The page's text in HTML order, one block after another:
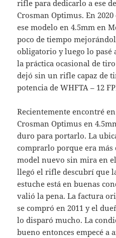
rifle para dedicarlo a ese
Crosman Optimus. En
ese modelo en 4.5mm en
poco de tiempo
obligatorio y luego lo
la práctica ocasional de
dejó sin un rifle capaz de
potencia de WHFTA – 12
Recientemente encontré
Crosman Optimus en
duro para portarlo. La
comprarlo porque era
model nuevo sin mira en
llegó el rifle descubrí que
estuche está en buenas
valió la pena. La factura
se compró en 2011 y el
lo disparó mucho. La
bueno entonces empecé a